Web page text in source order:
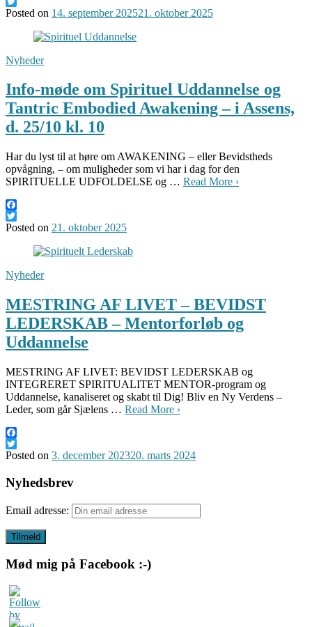
Twitter
Posted on 14. september 202521. oktober 2025
Nyheder
Info-møde om Spirituel Uddannelse og
Tantric Embodied Awakening – i Assens,
d. 25/10 kl. 10
Har du lyst til at høre om AWAKENING – eller Bevidstheds
opvågning, – om muligheder som vi har i dag for den
SPIRITUELLE UDFOLDELSE og … Read More ›
Facebook
Twitter
Posted on 21. oktober 2025
Nyheder
MESTRING AF LIVET – BEVIDST
LEDERSKAB – Mentorforløb og
Uddannelse
MESTRING AF LIVET: BEVIDST LEDERSKAB og
INTEGRERET SPIRITUALITET MENTOR-program og
Uddannelse, kanaliseret og skabt til Dig! Bliv en Ny Verdens –
Leder, som går Sjælens … Read More ›
Facebook
Twitter
Posted on 3. december 202320. marts 2024
Nyhedsbrev
Email adresse:
Mød mig på Facebook :-)